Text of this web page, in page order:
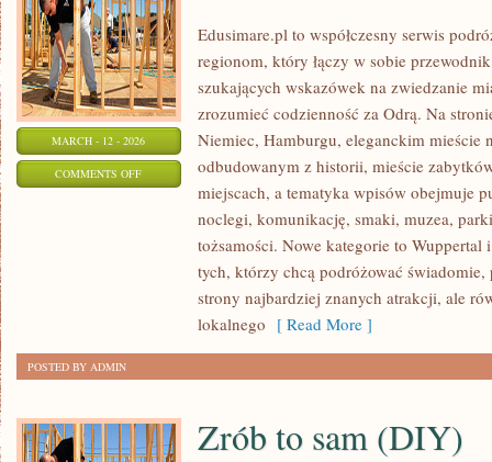
MARCH - 12 - 2026
COMMENTS OFFON
NORYMBERGA
(NÜRNBERG/NUREMBERG)
Edusimare.pl to współczesny serwis
regionom, który łączy w sobie
szukających wskazówek na zwiedzanie
zrozumieć codzienność za Odrą. Na
Niemiec, Hamburgu, eleganckim mieście
odbudowanym z historii, mieście
miejscach, a tematyka wpisów obejmuje
noclegi, komunikację, smaki, muzea,
tożsamości. Nowe kategorie to Wuppertal
tych, którzy chcą podróżować
strony najbardziej znanych atrakcji, ale
lokalnego [ Read More ]
POSTED BY ADMIN
Zrób to sam (DIY)